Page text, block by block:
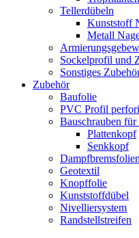
Tellerdübeln
Kunststoff
Metall
Sockelprofil und
Sonstiges
Zubehör
Baufolie
PVC Profil
Bauschrauben
Plattenkopf
Senkkopf
Geotextil
Knopffolie
Kunststoffdübel
Nivelliersystem
Randstellstreifen